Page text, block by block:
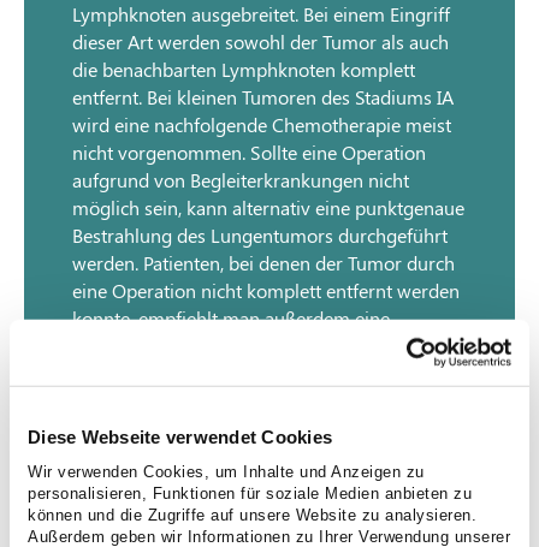
Diese Webseite verwendet Cookies
Wir verwenden Cookies, um Inhalte und Anzeigen zu
personalisieren, Funktionen für soziale Medien anbieten zu
können und die Zugriffe auf unsere Website zu analysieren.
Außerdem geben wir Informationen zu Ihrer Verwendung unserer
Lymphknoten ausgebreitet. Bei einem Eingriff
dieser Art werden sowohl der Tumor als auch
die benachbarten Lymphknoten komplett
entfernt. Bei kleinen Tumoren des Stadiums IA
wird eine nachfolgende Chemotherapie meist
nicht vorgenommen. Sollte eine Operation
aufgrund von Begleiterkrankungen nicht
möglich sein, kann alternativ eine punktgenaue
Bestrahlung des Lungentumors durchgeführt
werden. Patienten, bei denen der Tumor durch
eine Operation nicht komplett entfernt werden
konnte, empfiehlt man außerdem eine
sogenannte adjuvante, also eine ergänzend zur
Lungenkrebs-Therapie:
Stadium IIA und IIB